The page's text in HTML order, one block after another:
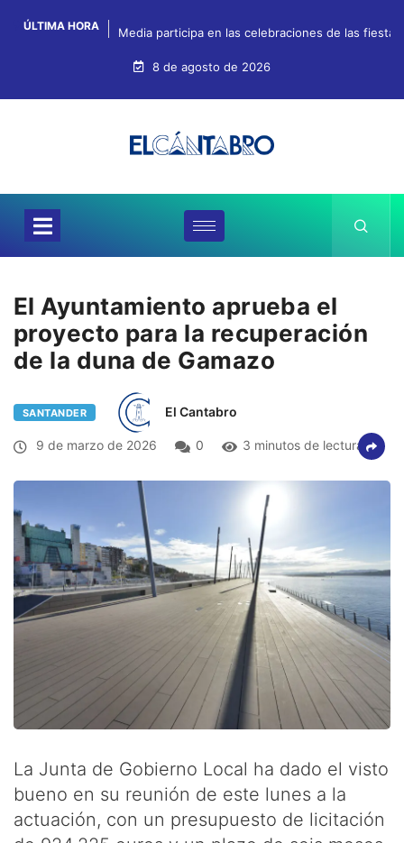
ÚLTIMA HORA Media participa en las celebraciones de las fiestas
8 de agosto de 2026
El Ayuntamiento aprueba el
proyecto para la recuperación
de la duna de Gamazo
SANTANDER El Cantabro
9 de marzo de 2026 0 3 minutos de lectura
La Junta de Gobierno Local ha dado el visto
bueno en su reunión de este lunes a la
actuación, con un presupuesto de licitación